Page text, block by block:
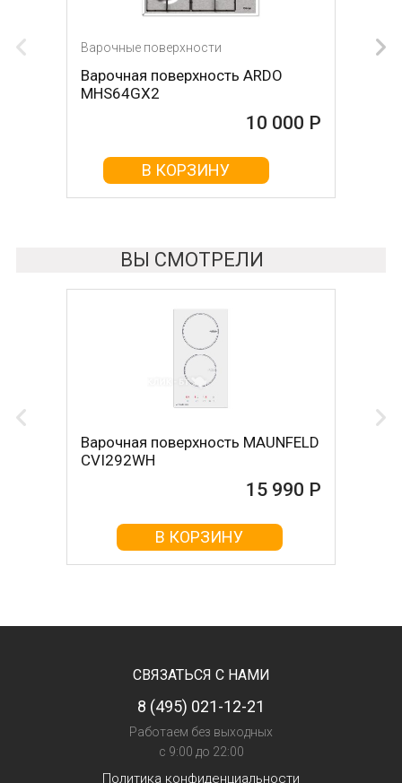
Варочные поверхности
Варочная поверхность ARDO
MHS64GX2
10 000 Р
В КОРЗИНУ
Варочные поверхности
Варочная поверхность KRONA
Hagel 60 WH W
10 000 Р
В КОРЗИНУ
ВЫ СМОТРЕЛИ
Варочная поверхность MAUNFELD
CVI292WH
15 990 Р
В КОРЗИНУ
СВЯЗАТЬСЯ С НАМИ
8 (495) 021-12-21
Работаем без выходных
с 9:00 до 22:00
Политика конфиденциальности